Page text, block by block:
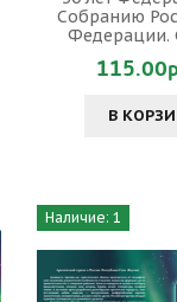
Собранию
Федерации.
В
Наличие: 1